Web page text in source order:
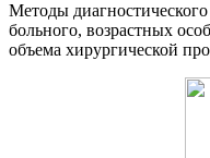
Методы диагностического
больного, возрастных
объема хирургической